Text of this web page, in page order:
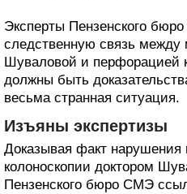
Эксперты Пензенского
следственную связь между
Шуваловой и перфорацией
должны быть
весьма странная ситуация.
Изъяны экспертизы
Доказывая факт нарушения
колоноскопии доктором
Пензенского бюро СМЭ